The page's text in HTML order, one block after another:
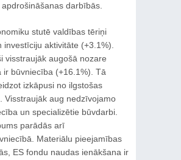
darbībās.
stutē valdības tēriņi
investīciju aktivitāte (+3.1%).
visstraujāk augošā nozare
ir būvniecība (+16.1%). Tā
izkāpusi no ilgstošas
Visstraujāk aug nedzīvojamo
un specializētie būvdarbi.
parādās arī
Materiālu pieejamības
ES fondu naudas ienākšana ir